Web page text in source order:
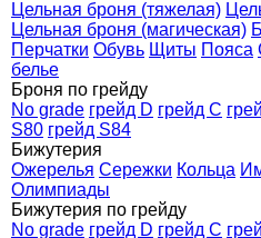
Цельная броня (тяжелая)
Цельная броня (магическая)
Перчатки Обувь Щиты Пояса
белье
Броня по грейду
No grade грейд D грейд C
S80 грейд S84
Бижутерия
Ожерелья Сережки Кольца
Олимпиады
Бижутерия по грейду
No grade грейд D грейд C